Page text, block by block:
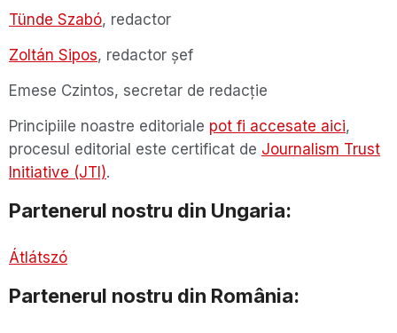
Tünde Szabó, redactor
Zoltán Sipos, redactor șef
Emese Czintos, secretar de redacție
Principiile noastre editoriale pot fi accesate aici,
procesul editorial este certificat de Journalism Trust
Initiative (JTI).
Partenerul nostru din Ungaria:
Átlátszó
Partenerul nostru din România: